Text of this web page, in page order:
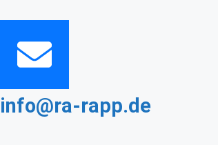
info@ra-rapp.de